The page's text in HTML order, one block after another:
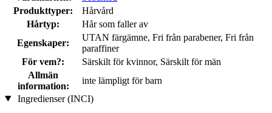
Produkttyper:
Hårvård
Hårtyp:
Hår som faller av
Egenskaper:
UTAN färgämne, Fri från parabener, Fri från
paraffiner
För vem?:
Särskilt för kvinnor, Särskilt för män
Allmän
information:
inte lämpligt för barn
Ingredienser (INCI)